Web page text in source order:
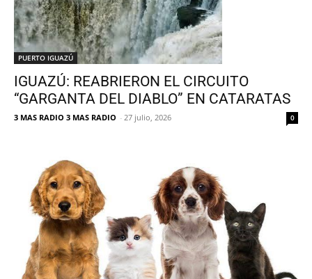
PUERTO IGUAZÚ
IGUAZÚ: REABRIERON EL CIRCUITO
“GARGANTA DEL DIABLO” EN CATARATAS
3 MAS RADIO 3 MAS RADIO - 27 julio, 2026 0